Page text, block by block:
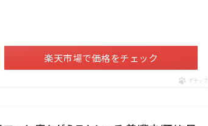
楽天市場で価格をチェック
ポチップ